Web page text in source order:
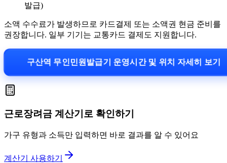
발급)
소액 수수료가 발생하므로 카드결제 또는 소액권 현금 준비를
권장합니다. 일부 기기는 교통카드 결제도 지원합니다.
구산역 무인민원발급기 운영시간 및 위치 자세히 보기
근로장려금 계산기로 확인하기
가구 유형과 소득만 입력하면 바로 결과를 알 수 있어요
계산기 사용하기